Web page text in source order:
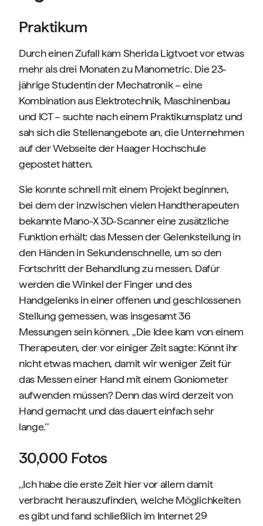
Praktikum
Durch einen Zufall kam Sherida Ligtvoet vor etwas
mehr als drei Monaten zu Manometric. Die 23-
jährige Studentin der Mechatronik – eine
Kombination aus Elektrotechnik, Maschinenbau
und ICT – suchte nach einem Praktikumsplatz und
sah sich die Stellenangebote an, die Unternehmen
auf der Webseite der Haager Hochschule
gepostet hatten.
Sie konnte schnell mit einem Projekt beginnen,
bei dem der inzwischen vielen Handtherapeuten
bekannte Mano-X 3D-Scanner eine zusätzliche
Funktion erhält: das Messen der Gelenkstellung in
den Händen in Sekundenschnelle, um so den
Fortschritt der Behandlung zu messen. Dafür
werden die Winkel der Finger und des
Handgelenks in einer offenen und geschlossenen
Stellung gemessen, was insgesamt 36
Messungen sein können. ,,Die Idee kam von einem
Therapeuten, der vor einiger Zeit sagte: Könnt ihr
nicht etwas machen, damit wir weniger Zeit für
das Messen einer Hand mit einem Goniometer
aufwenden müssen? Denn das wird derzeit von
Hand gemacht und das dauert einfach sehr
lange.‘‘
30,000 Fotos
,,Ich habe die erste Zeit hier vor allem damit
verbracht herauszufinden, welche Möglichkeiten
es gibt und fand schließlich im Internet 29